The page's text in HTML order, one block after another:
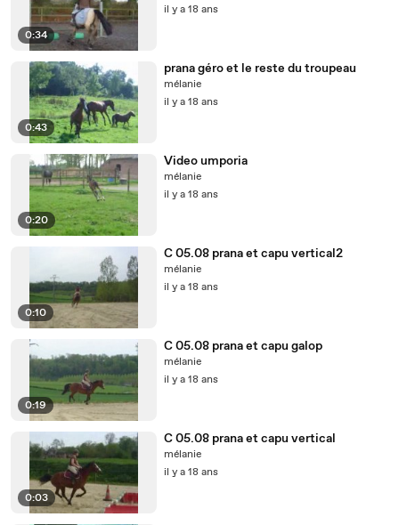
0:34
il y a 18 ans
0:43
prana géro et le reste du troupeau
mélanie
il y a 18 ans
0:20
Video umporia
mélanie
il y a 18 ans
0:10
C 05.08 prana et capu vertical2
mélanie
il y a 18 ans
0:19
C 05.08 prana et capu galop
mélanie
il y a 18 ans
0:03
C 05.08 prana et capu vertical
mélanie
il y a 18 ans